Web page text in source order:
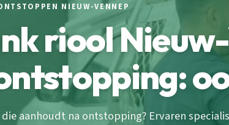
NIEUW-VENNEP
riool
aanhoudt na ontstopping? Ervaren